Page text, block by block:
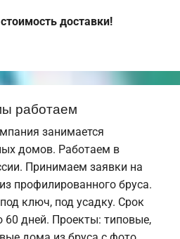
доставки!
работаем
занимается
домов. Работаем в
Принимаем заявки на
профилированного бруса.
ключ, под усадку. Срок
60 дней. Проекты: типовые,